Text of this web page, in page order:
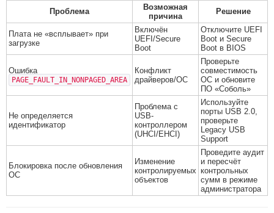
Проблема
Возможная
причина
Решение
Плата не «всплывает» при
загрузке
Включён
UEFI/Secure
Boot
Отключите UEFI
Boot и Secure
Boot в BIOS
Ошибка
PAGE_FAULT_IN_NONPAGED_AREA
Конфликт
драйверов/ОС
Проверьте
совместимость
ОС и обновите
ПО «Соболь»
Не определяется
идентификатор
Проблема с
USB-
контроллером
(UHCI/EHCI)
Используйте
порты USB 2.0,
проверьте
Legacy USB
Support
Блокировка после обновления
ОС
Изменение
контролируемых
объектов
Проведите аудит
и пересчёт
контрольных
сумм в режиме
администратора